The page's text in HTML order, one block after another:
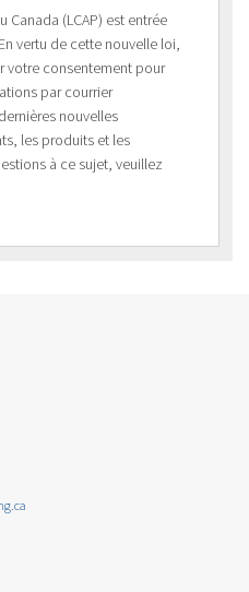
Canada (LCAP) est entrée
vertu de cette nouvelle loi,
votre consentement pour
par courrier
nouvelles
les produits et les
à ce sujet, veuillez